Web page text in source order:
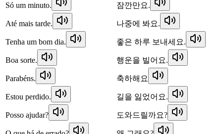
Só um minuto. 잠깐만요.
Até mais tarde. 나중에 봐요.
Tenha um bom dia. 좋은 하루 보내세요.
Boa sorte. 행운을 빌어요.
Parabéns. 축하해요
Estou perdido. 길을 잃었어요.
Posso ajudar? 도와드릴까요?